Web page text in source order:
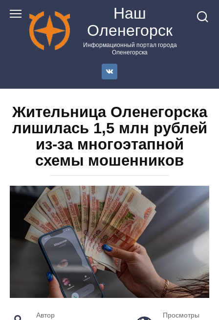
контенту
Наш
Оленегорск
Информационный портал города
Оленегорска
Жительница Оленегорска
лишилась 1,5 млн рублей
из‑за многоэтапной
схемы мошенников
Автор Просмотры